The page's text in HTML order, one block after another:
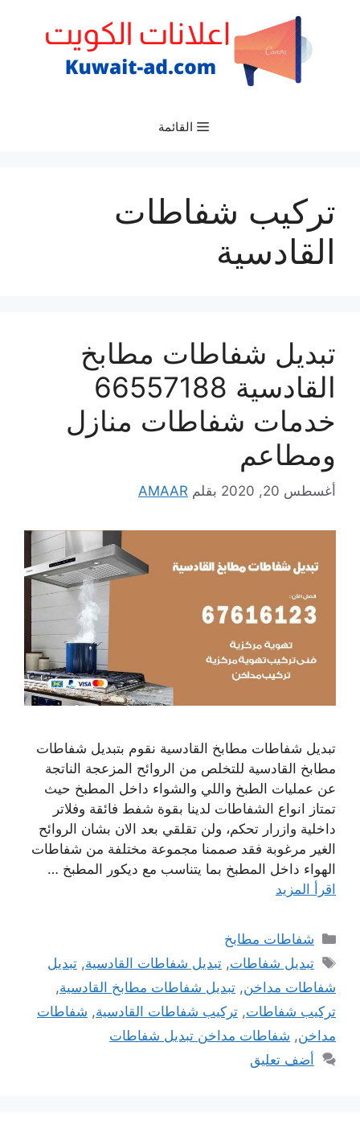
القائمة
تركيب شفاطات
القادسية
تبديل شفاطات مطابخ
القادسية 66557188
خدمات شفاطات منازل
ومطاعم
أغسطس 20, 2020 بقلم AMAAR
تبديل شفاطات مطابخ القادسية نقوم بتبديل شفاطات
مطابخ القادسية للتخلص من الروائح المزعجة الناتجة
عن عمليات الطبخ واللي والشواء داخل المطبخ حيث
تمتاز انواع الشفاطات لدينا بقوة شفط فائقة وفلاتر
داخلية وازرار تحكم، ولن تقلقي بعد الان بشان الروائح
الغير مرغوبة فقد صممنا مجموعة مختلفة من شفاطات
الهواء داخل المطبخ بما يتناسب مع ديكور المطبخ …
اقرأ المزيد
التصنيفات
شفاطات مطابخ
الوسوم
تبديل شفاطات,تبديل شفاطات القادسية,تبديل
شفاطات مداخن, تبديل شفاطات مطابخ القادسية,
تركيب شفاطات, تركيب شفاطات القادسية, شفاطات
مداخن, شفاطات مداخن تبديل شفاطات
أضف تعليق